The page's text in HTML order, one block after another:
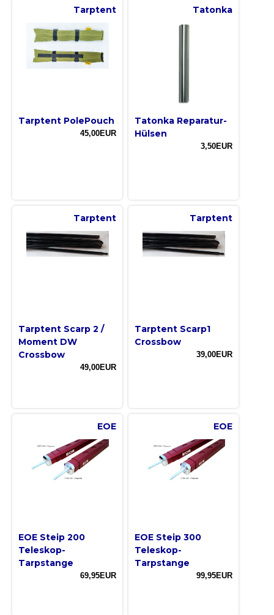
Tarptent
Tarptent PolePouch
45,00EUR
Tatonka
Tatonka Reparatur-
Hülsen
3,50EUR
Tarptent
Tarptent Scarp 2 /
Moment DW
Crossbow
49,00EUR
Tarptent
Tarptent Scarp1
Crossbow
39,00EUR
EOE
EOE Steip 200
Teleskop-
Tarpstange
69,95EUR
EOE
EOE Steip 300
Teleskop-
Tarpstange
99,95EUR